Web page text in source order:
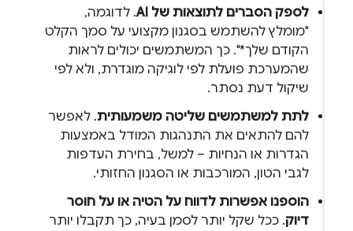
לספק הסברים לתוצאות של AI
. לדוגמה,
"מומלץ להשתמש בסגנון מקצועי על סמך הקלט
הקודם שלך*". כך המשתמשים יכולים לראות
שהמערכת פועלת לפי לוגיקה מוגדרת, ולא לפי
שיקול דעת נסתר.
לתת למשתמשים שליטה משמעותית. לאפשר
להם להתאים את התנהגות המודל באמצעות
הגדרות או הנחיות – למשל, בחירת העדפות
לגבי הטון, המורכבות או הסגנון החזותי.
הוספנו אפשרות לדווח על הטיה או על חוסר
דיוק. ככל שקל יותר לסמן בעיה, כך תקבלו יותר